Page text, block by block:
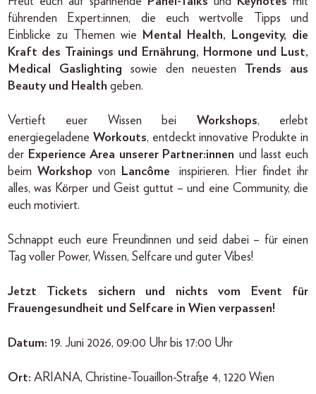
führenden Expert:innen, die euch wertvolle Tipps und
Einblicke zu Themen wie
Mental Health, Longevity, die
Kraft des Trainings und Ernährung, Hormone und Lust,
Medical Gaslighting sowie den neuesten Trends aus
Beauty und Health geben.
Vertieft euer Wissen bei Workshops, erlebt
energiegeladene Workouts, entdeckt innovative Produkte in
der Experience Area unserer Partner:innen und lasst euch
beimWorkshop von Lancôme inspirieren. Hier findet ihr
alles, was Körper und Geist guttut – und eine Community, die
euch motiviert.
Schnappt euch eure Freundinnen und seid dabei – für einen
Tag voller Power, Wissen, Selfcare und guter Vibes!
Jetzt Tickets sichern und nichts vom Event für
Frauengesundheit und Selfcare in Wien verpassen!
Datum: 19. Juni 2026, 09:00 Uhr bis 17:00 Uhr
Ort: ARIANA, Christine-Touaillon-Straße 4, 1220 Wien